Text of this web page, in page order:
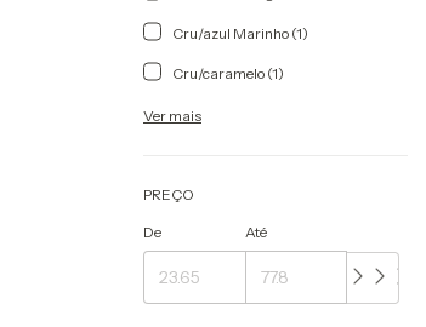
Cru/azul Marinho (1)
Cru/caramelo (1)
Ver mais
PREÇO
De Até